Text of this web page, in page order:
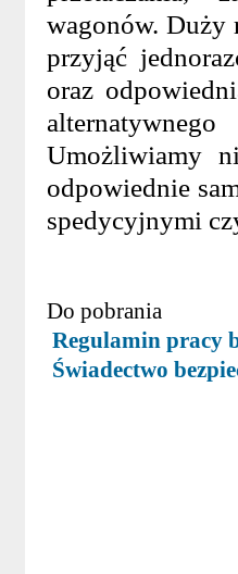
wagonów. Duży
przyjąć
oraz
Umożliwiamy
odpowiednie
spedycyjnymi
Do pobrania
Regulamin pracy
Świadectwo